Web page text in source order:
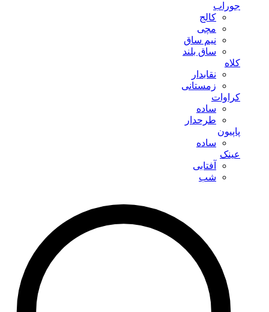
جوراب
کالج
مچی
نیم ساق
ساق بلند
کلاه
نقابدار
زمستانی
کراوات
ساده
طرحدار
پاپیون
ساده
عینک
آفتابی
شب